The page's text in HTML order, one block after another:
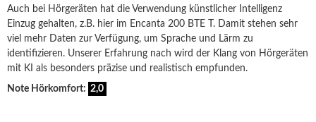
Auch bei Hörgeräten hat die Verwendung künstlicher Intelligenz
Einzug gehalten, z.B. hier im Encanta 200 BTE T. Damit stehen sehr
viel mehr Daten zur Verfügung, um Sprache und Lärm zu
identifizieren. Unserer Erfahrung nach wird der Klang von Hörgeräten
mit KI als besonders präzise und realistisch empfunden.
Note Hörkomfort: 2,0